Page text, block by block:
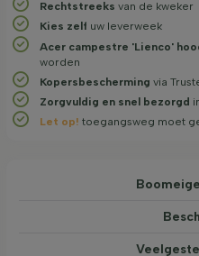
Rechtstreeks van de kweker
Kies zelf uw leverweek
Acer campestre 'Lienco'
worden
Kopersbescherming via
Zorgvuldig en snel bezorgd
Let op! toegangsweg moet